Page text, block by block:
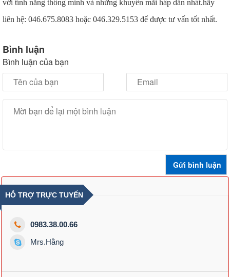
với tính năng thông minh và những khuyến mãi hấp dẫn nhất.hãy
liên hệ: 046.675.8083 hoặc 046.329.5153 để được tư vấn tốt nhất.
Bình luận
Bình luận của bạn
HỖ TRỢ TRỰC TUYẾN
0983.38.00.66
Mrs.Hằng